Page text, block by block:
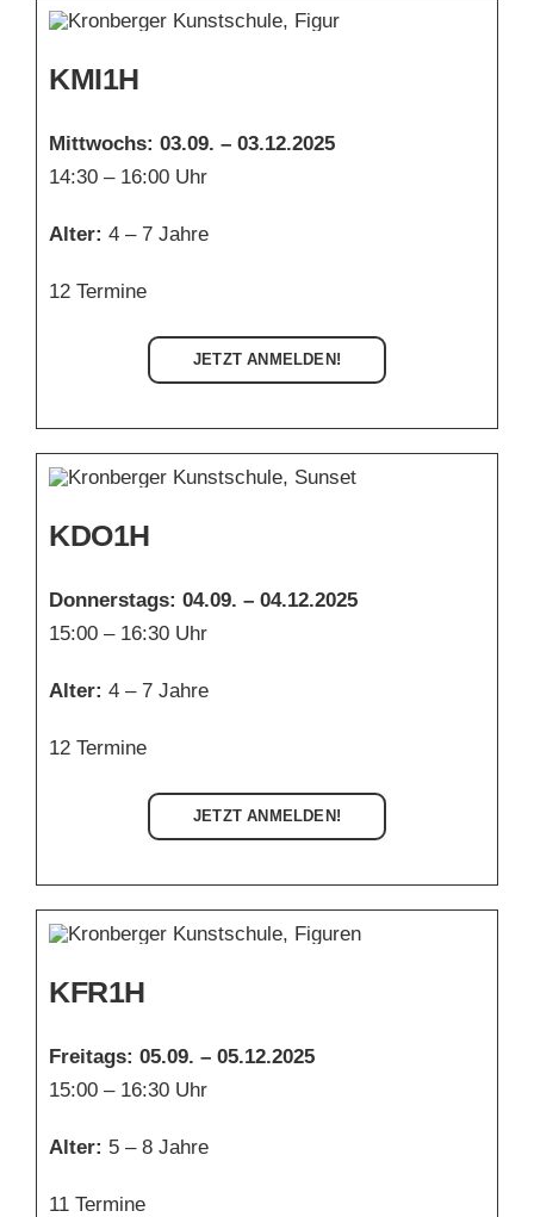
KMI1H
Mittwochs: 03.09. – 03.12.2025
14:30 – 16:00 Uhr
Alter: 4 – 7 Jahre
12 Termine
JETZT ANMELDEN!
KDO1H
Donnerstags: 04.09. – 04.12.2025
15:00 – 16:30 Uhr
Alter: 4 – 7 Jahre
12 Termine
JETZT ANMELDEN!
KFR1H
Freitags: 05.09. – 05.12.2025
15:00 – 16:30 Uhr
Alter: 5 – 8 Jahre
11 Termine